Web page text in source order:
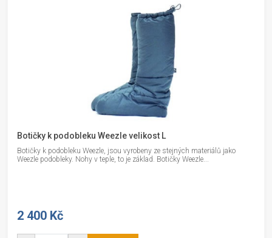
Botičky k podobleku Weezle velikost L
Botičky k podobleku Weezle, jsou vyrobeny ze stejných materiálů jako
Weezle podobleky. Nohy v teple, to je základ. Botičky Weezle...
2 400 Kč